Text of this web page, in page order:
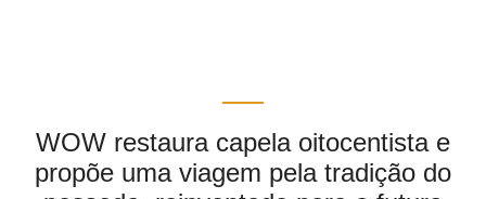
WOW restaura capela oitocentista e
propõe uma viagem pela tradição do